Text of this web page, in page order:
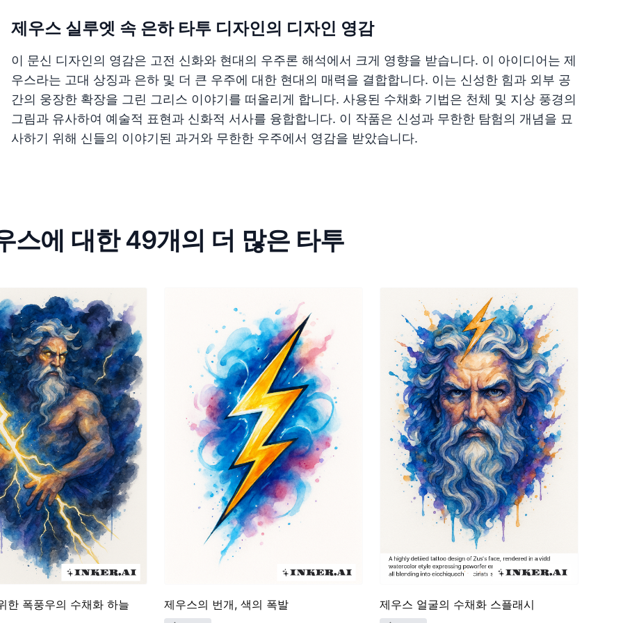
제우스 실루엣 속 은하 타투 디자인의 디자인 영감
이 문신 디자인의 영감은 고전 신화와 현대의 우주론 해석에서 크게 영향을 받습니다. 이 아이디어는 제
우스라는 고대 상징과 은하 및 더 큰 우주에 대한 현대의 매력을 결합합니다. 이는 신성한 힘과 외부 공
간의 웅장한 확장을 그린 그리스 이야기를 떠올리게 합니다. 사용된 수채화 기법은 천체 및 지상 풍경의
그림과 유사하여 예술적 표현과 신화적 서사를 융합합니다. 이 작품은 신성과 무한한 탐험의 개념을 묘
사하기 위해 신들의 이야기된 과거와 무한한 우주에서 영감을 받았습니다.
스에 대한 49개의 더 많은 타투
한 폭풍우의 수채화 하늘 제우스의 번개, 색의 폭발 제우스 얼굴의 수채화 스플래시